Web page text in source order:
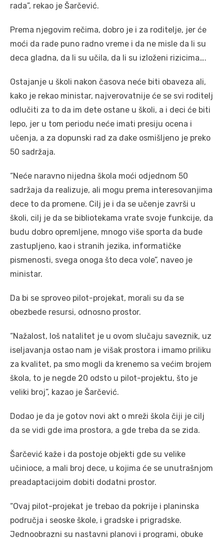
rada”, rekao je Šarčević.
Prema njegovim rečima, dobro je i za roditelje, jer će
moći da rade puno radno vreme i da ne misle da li su
deca gladna, da li su učila, da li su izloženi rizicima….
Ostajanje u školi nakon časova neće biti obaveza ali,
kako je rekao ministar, najverovatnije će se svi roditelj
odlučiti za to da im dete ostane u školi, a i deci će biti
lepo, jer u tom periodu neće imati presiju ocena i
učenja, a za dopunski rad za đake osmišljeno je preko
50 sadržaja.
“Neće naravno nijedna škola moći odjednom 50
sadržaja da realizuje, ali mogu prema interesovanjima
dece to da promene. Cilj je i da se učenje završi u
školi, cilj je da se bibliotekama vrate svoje funkcije, da
budu dobro opremljene, mnogo više sporta da bude
zastupljeno, kao i stranih jezika, informatičke
pismenosti, svega onoga što deca vole”, naveo je
ministar.
Da bi se sproveo pilot-projekat, morali su da se
obezbede resursi, odnosno prostor.
“Nažalost, loš natalitet je u ovom slučaju saveznik, uz
iseljavanja ostao nam je višak prostora i imamo priliku
za kvalitet, pa smo mogli da krenemo sa većim brojem
škola, to je negde 20 odsto u pilot-projektu, što je
veliki broj”, kazao je Šarčević.
Dodao je da je gotov novi akt o mreži škola čiji je cilj
da se vidi gde ima prostora, a gde treba da se zida.
Šarčević kaže i da postoje objekti gde su velike
učinioce, a mali broj dece, u kojima će se unutrašnjom
preadaptacijoim dobiti dodatni prostor.
“Ovaj pilot-projekat je trebao da pokrije i planinska
područja i seoske škole, i gradske i prigradske.
Jednoobrazni su nastavni planovi i programi, obuke